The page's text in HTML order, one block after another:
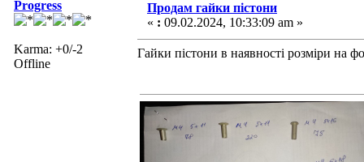
Progress
Karma: +0/-2
Offline
Продам гайки пістони
« : 09.02.2024, 10:33:09 am »
Гайки пістони в наявності розміри на